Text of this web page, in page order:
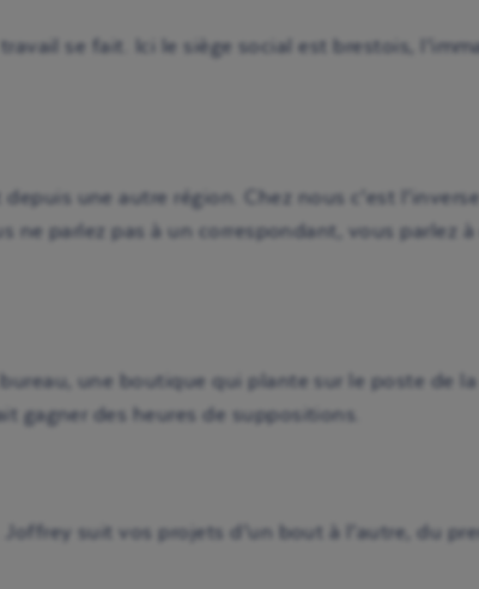
se fait. Ici le siège social est brestois,
une autre région. Chez nous c’est
parlez pas à un correspondant, vous parlez à
une boutique qui plante sur le poste de
gagner des heures de suppositions.
suit vos projets d’un bout à l’autre, du